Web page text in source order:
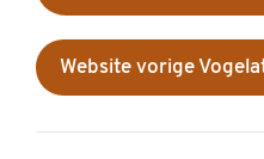
Website vorige